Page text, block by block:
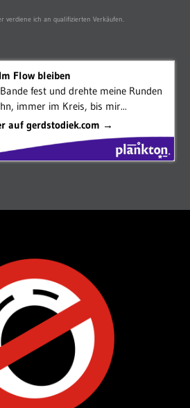
verdiene ich an qualifizierten Verkäufen.
Flow bleiben
fest und drehte meine Runden
immer im Kreis, bis mir...
auf gerdstodiek.com →